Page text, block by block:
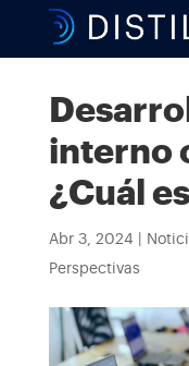
interno
¿Cuál
Abr 3, 2024
Perspectivas